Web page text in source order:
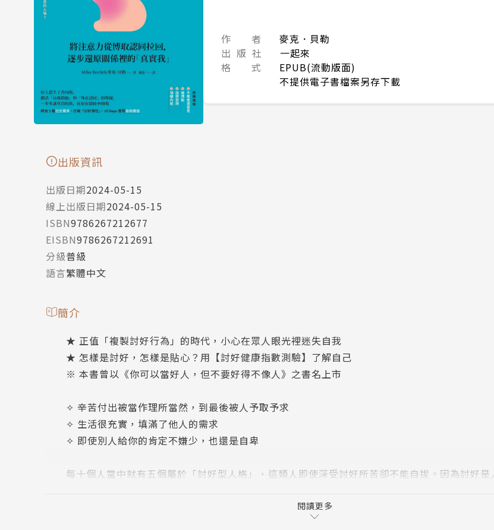
作 者
麥克．貝勒
出 版 社
一起來
格 式
EPUB(流動版面)
不提供電子書檔案另存下載
出版資訊
出版日期2024-05-15
線上出版日期2024-05-15
ISBN9786267212677
EISBN9786267212691
分級普級
語言繁體中文
簡介
★ 正值「複製討好行為」的時代，小心在眾人眼光裡迷失自我
★ 怎樣是討好，怎樣是貼心？用【討好健康指數測驗】了解自己
※ 本書曾以《你可以當好人，但不要好得不像人》之書名上市
✧ 辛苦付出被當作理所當然，到最後被人予取予求
✧ 生活很充實，填滿了他人的需求
✧ 即使別人給你的肯定不嫌少，也還是自卑
每十個人當中就有五個屬於「討好型人格」，這類人即使深受討好所苦卻不能自拔。因為討好是
閱讀更多